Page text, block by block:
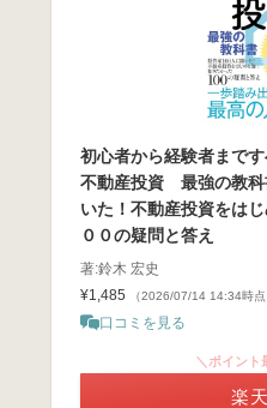
初心者から経験者まで
不動産投資 最強の教
いた！不動産投資をは
００の疑問と答え
著:鈴木 宏史
¥1,485
（2026/07/14 14:34時点
口コミを見る
＼ポイント
楽